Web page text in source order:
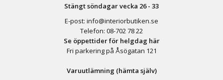
Stängt söndagar vecka 26 - 33
E-post: info@interiorbutiken.se
Telefon: 08-702 78 22
Se öppettider för helgdag här
Fri parkering på Åsögatan 121
Varuutlämning (hämta själv)